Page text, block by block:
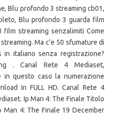
Blu profondo 3 streaming cb01,
Blu profondo 3 guarda film
streaming senzalimiti Come
Ma c'e 50 sfumature di
in italiano senza registrazione?
. Canal Rete 4 Mediaset,
in questo caso la numerazione
In FULL HD. Canal Rete 4
Ip Man 4: The Finale Titolo
Man 4: The Finale 19 December